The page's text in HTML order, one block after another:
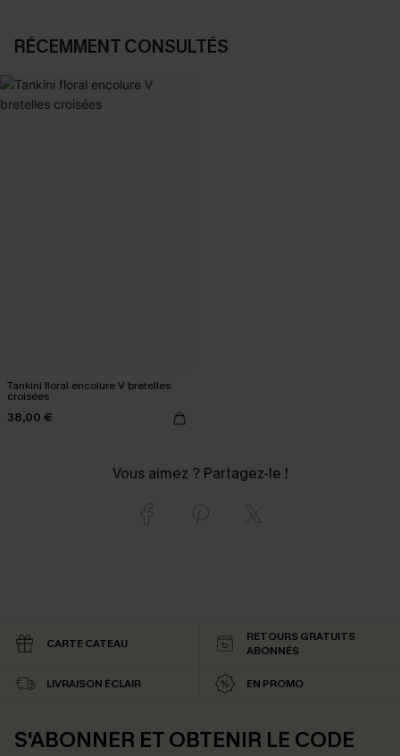
RÉCEMMENT CONSULTÉS
Tankini floral encolure V bretelles
croisées
38,00 €
Vous aimez ? Partagez-le !
CARTE CATEAU
RETOURS GRATUITS
ABONNÉS
LIVRAISON ÉCLAIR EN PROMO
S'ABONNER ET OBTENIR LE CODE